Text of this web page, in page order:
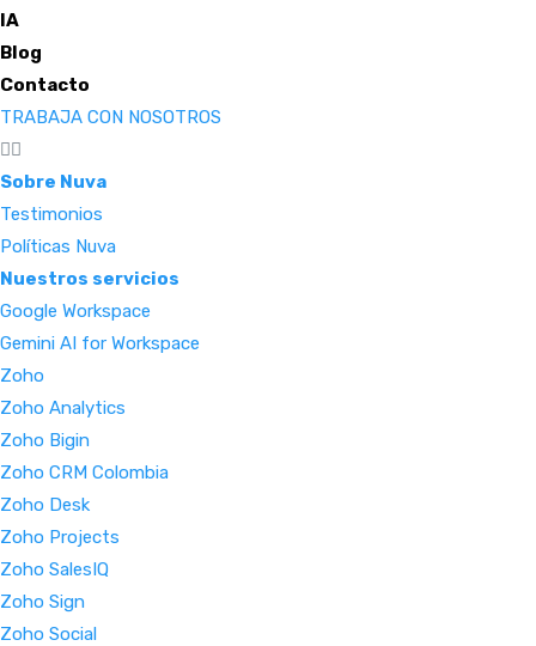
IA
Blog
Contacto
TRABAJA CON NOSOTROS
Sobre Nuva
Testimonios
Políticas Nuva
Nuestros servicios
Google Workspace
Gemini AI for Workspace
Zoho
Zoho Analytics
Zoho Bigin
Zoho CRM Colombia
Zoho Desk
Zoho Projects
Zoho SalesIQ
Zoho Sign
Zoho Social